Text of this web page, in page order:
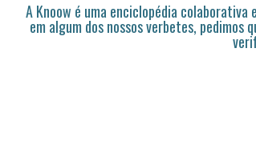
A Knoow é uma enciclopédia
em algum dos nossos verbetes, pedimos